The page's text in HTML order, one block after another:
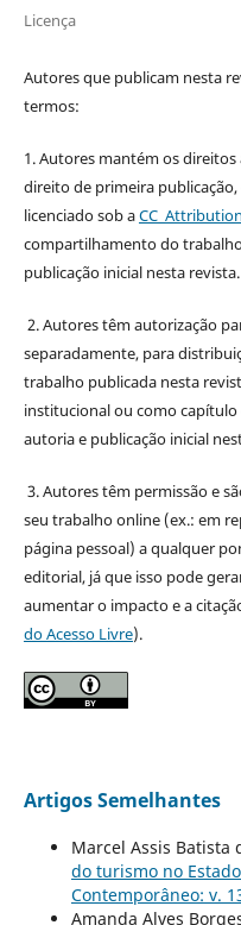
Licença
Autores que publicam nesta
termos:
1. Autores mantém os
direito de primeira
licenciado sob aCC
compartilhamento do
publicação inicial nesta revista.
2. Autores têm autorização
separadamente, para
trabalho publicada nesta
institucional ou como
autoria e publicação inicial
3. Autores têm permissão e
seu trabalho online (ex.: em
página pessoal) a qualquer
editorial, já que isso pode
aumentar o impacto e a
do Acesso Livre).
Artigos Semelhantes
Marcel Assis Batista
do turismo no
Contemporâneo: v.
Amanda Alves